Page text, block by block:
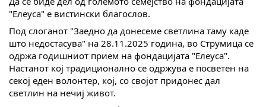
"Елеуса" е вистински благослов.
Под слоганот "Заедно да донесеме светлина таму каде
што недостасува" на 28.11.2025 година, во Струмица се
одржа годишниот прием на фондацијата "Елеуса".
Настанот кој традиционално се одржува е посветен на
секој еден волонтер, кој, со својот придонес дал
светлин на нечиј живот.